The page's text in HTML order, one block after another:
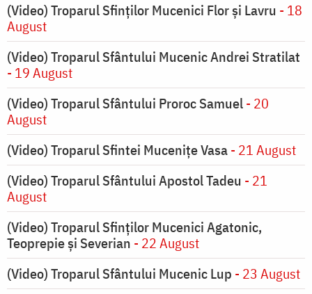
(Video) Troparul Sfinților Mucenici Flor și Lavru - 18
August
(Video) Troparul Sfântului Mucenic Andrei Stratilat
- 19 August
(Video) Troparul Sfântului Proroc Samuel- 20
August
(Video) Troparul Sfintei Mucenițe Vasa- 21 August
(Video) Troparul Sfântului Apostol Tadeu - 21
August
(Video) Troparul Sfinților Mucenici Agatonic,
Teoprepie și Severian - 22 August
(Video) Troparul Sfântului Mucenic Lup - 23 August